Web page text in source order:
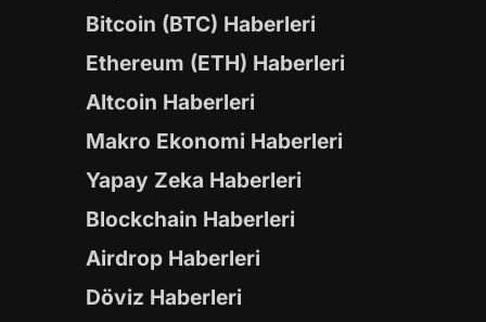
Bitcoin (BTC) Haberleri
Ethereum (ETH) Haberleri
Altcoin Haberleri
Makro Ekonomi Haberleri
Yapay Zeka Haberleri
Blockchain Haberleri
Airdrop Haberleri
Döviz Haberleri